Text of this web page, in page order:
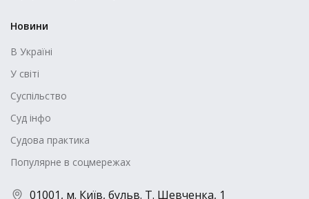
Новини
В Україні
У світі
Суспільство
Суд інфо
Судова практика
Популярне в соцмережах
01001, м. Київ, бульв. Т. Шевченка, 1